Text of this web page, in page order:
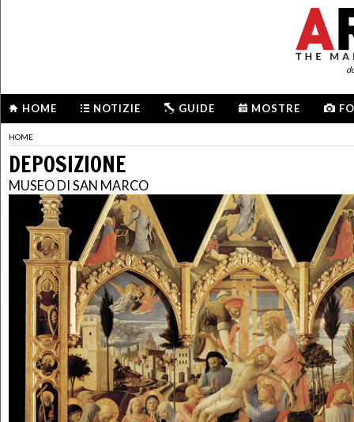
HOME NOTIZIE GUIDE MOSTRE
HOME
DEPOSIZIONE
MUSEO DI SAN MARCO